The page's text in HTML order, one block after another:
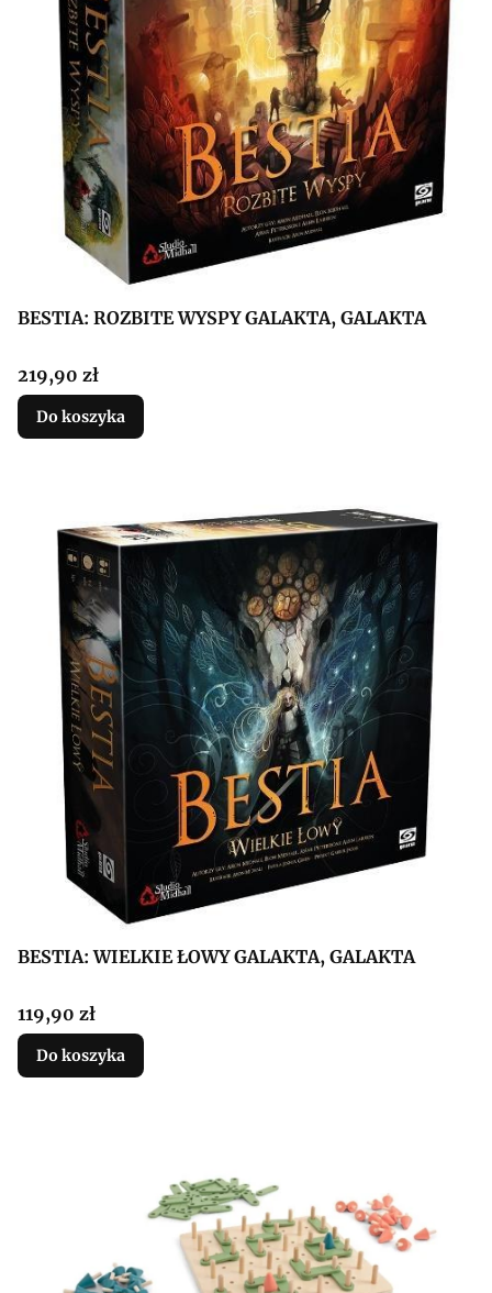
BESTIA: ROZBITE WYSPY GALAKTA, GALAKTA
Cena
219,90 zł
Do koszyka
BESTIA: WIELKIE ŁOWY GALAKTA, GALAKTA
Cena
119,90 zł
Do koszyka